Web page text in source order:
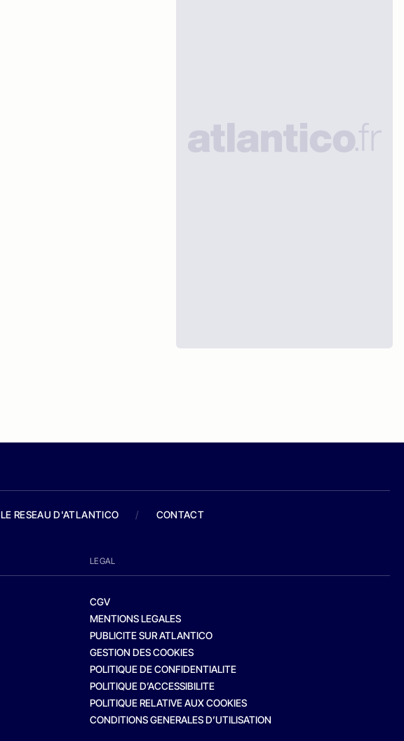
LE RESEAU D'ATLANTICO / CONTACT
LEGAL
CGV
MENTIONS LEGALES
PUBLICITE SUR ATLANTICO
GESTION DES COOKIES
POLITIQUE DE CONFIDENTIALITE
POLITIQUE D’ACCESSIBILITE
POLITIQUE RELATIVE AUX COOKIES
CONDITIONS GENERALES D’UTILISATION